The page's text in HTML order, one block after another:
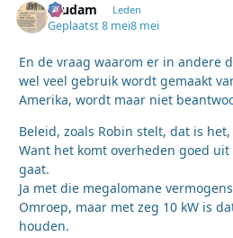
ruudam Leden
Geplaatst8 mei8 mei
En de vraag waarom er in andere
wel veel gebruik wordt gemaakt
Amerika, wordt maar niet
Beleid, zoals Robin stelt, dat is
Want het komt overheden goed
gaat.
Ja met die megalomane
Omroep, maar met zeg 10 kW is
houden.